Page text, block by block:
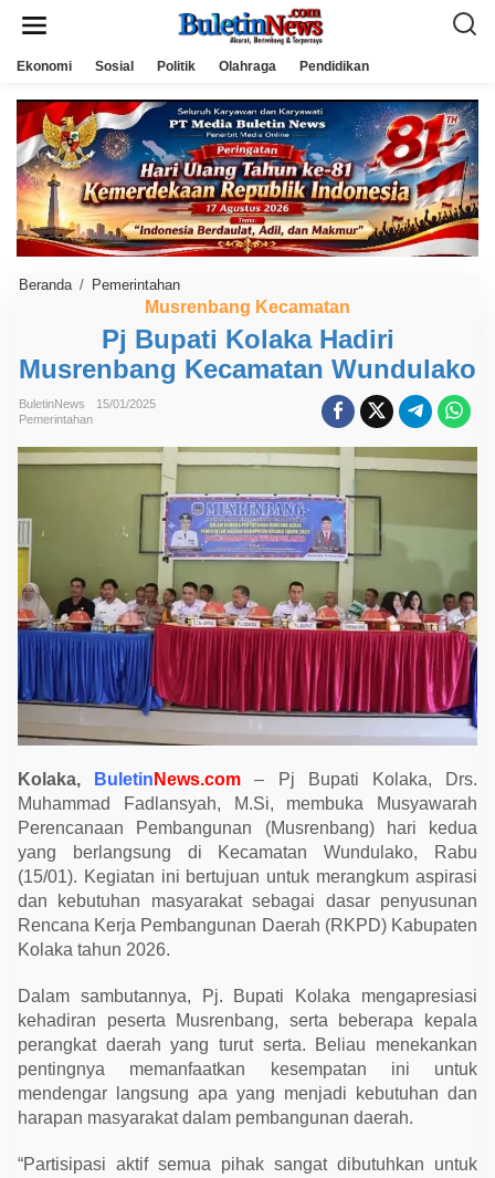
Ekonomi Sosial Politik Olahraga Pendidikan
Beranda / Pemerintahan
j
B
u
p
l
a
a
H
a
d
i
r
i
M
u
s
e
n
b
n
K
e
c
a
m
a
n
W
u
l
a
k
o
Musrenbang Kecamatan
Pj Bupati Kolaka Hadiri
Musrenbang Kecamatan Wundulako
BuletinNews
15/01/2025
Pemerintahan
Kolaka, Buletin News.com – Pj Bupati Kolaka, Drs.
Muhammad Fadlansyah, M.Si, membuka Musyawarah
Perencanaan Pembangunan (Musrenbang) hari kedua
yang berlangsung di Kecamatan Wundulako, Rabu
(15/01). Kegiatan ini bertujuan untuk merangkum aspirasi
dan kebutuhan masyarakat sebagai dasar penyusunan
Rencana Kerja Pembangunan Daerah (RKPD) Kabupaten
Kolaka tahun 2026.
Dalam sambutannya, Pj. Bupati Kolaka mengapresiasi
kehadiran peserta Musrenbang, serta beberapa kepala
perangkat daerah yang turut serta. Beliau menekankan
pentingnya memanfaatkan kesempatan ini untuk
mendengar langsung apa yang menjadi kebutuhan dan
harapan masyarakat dalam pembangunan daerah.
“Partisipasi aktif semua pihak sangat dibutuhkan untuk